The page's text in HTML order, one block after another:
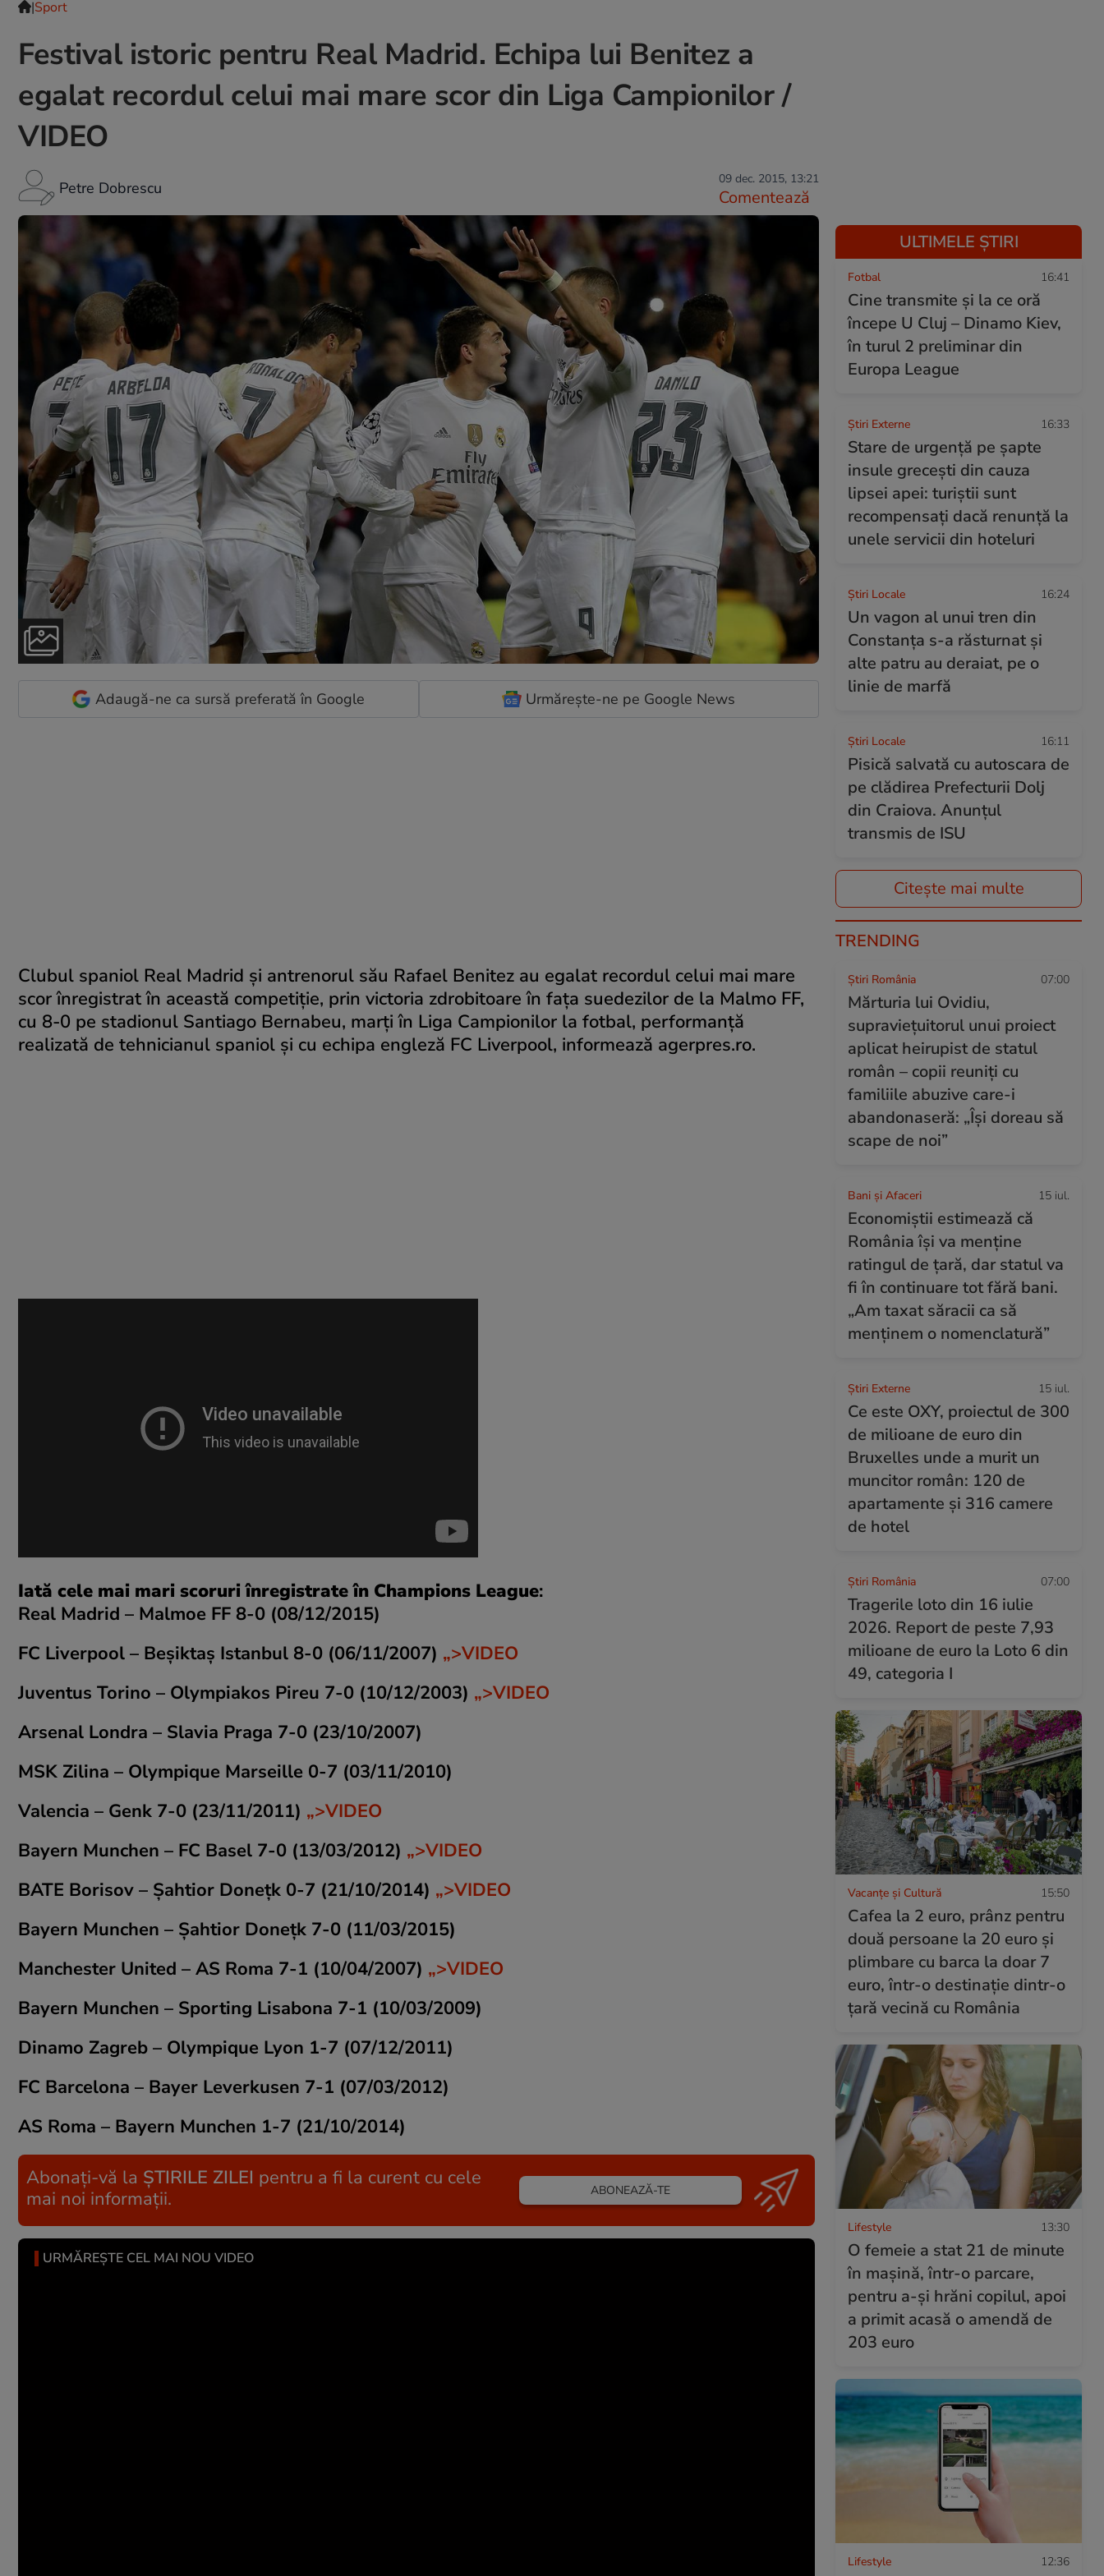
|Sport
Festival istoric pentru Real Madrid. Echipa lui Benitez a
egalat recordul celui mai mare scor din Liga Campionilor /
VIDEO
Petre Dobrescu 09 dec. 2015, 13:21
Comentează
Adaugă-ne ca sursă preferată în Google Urmărește-ne pe Google News
Clubul spaniol Real Madrid și antrenorul său Rafael Benitez au egalat recordul celui mai mare
scor înregistrat în această competiție, prin victoria zdrobitoare în fața suedezilor de la Malmo FF,
cu 8-0 pe stadionul Santiago Bernabeu, marți în Liga Campionilor la fotbal, performanță
realizată de tehnicianul spaniol și cu echipa engleză FC Liverpool, informează agerpres.ro.
Iată cele mai mari scoruri înregistrate în Champions League:
Real Madrid – Malmoe FF 8-0 (08/12/2015)
FC Liverpool – Beșiktaș Istanbul 8-0 (06/11/2007) „>VIDEO
Juventus Torino – Olympiakos Pireu 7-0 (10/12/2003) „>VIDEO
Arsenal Londra – Slavia Praga 7-0 (23/10/2007)
MSK Zilina – Olympique Marseille 0-7 (03/11/2010)
Valencia – Genk 7-0 (23/11/2011) „>VIDEO
Bayern Munchen – FC Basel 7-0 (13/03/2012) „>VIDEO
BATE Borisov – Șahtior Donețk 0-7 (21/10/2014) „>VIDEO
Bayern Munchen – Șahtior Donețk 7-0 (11/03/2015)
Manchester United – AS Roma 7-1 (10/04/2007) „>VIDEO
Bayern Munchen – Sporting Lisabona 7-1 (10/03/2009)
Dinamo Zagreb – Olympique Lyon 1-7 (07/12/2011)
FC Barcelona – Bayer Leverkusen 7-1 (07/03/2012)
AS Roma – Bayern Munchen 1-7 (21/10/2014)
Abonați-vă la ȘTIRILE ZILEI pentru a fi la curent cu cele
mai noi informații.
ABONEAZĂ-TE
URMĂREȘTE CEL MAI NOU VIDEO
ULTIMELE ȘTIRI
Fotbal 16:41
Cine transmite și la ce oră
începe U Cluj – Dinamo Kiev,
în turul 2 preliminar din
Europa League
Știri Externe 16:33
Stare de urgență pe șapte
insule grecești din cauza
lipsei apei: turiștii sunt
recompensați dacă renunță la
unele servicii din hoteluri
Știri Locale 16:24
Un vagon al unui tren din
Constanța s-a răsturnat și
alte patru au deraiat, pe o
linie de marfă
Știri Locale 16:11
Pisică salvată cu autoscara de
pe clădirea Prefecturii Dolj
din Craiova. Anunțul
transmis de ISU
Citește mai multe
TRENDING
Știri România 07:00
Mărturia lui Ovidiu,
supraviețuitorul unui proiect
aplicat heirupist de statul
român – copii reuniți cu
familiile abuzive care-i
abandonaseră: „Își doreau să
scape de noi”
Bani și Afaceri 15 iul.
Economiștii estimează că
România își va menține
ratingul de țară, dar statul va
fi în continuare tot fără bani.
„Am taxat săracii ca să
menținem o nomenclatură”
Știri Externe 15 iul.
Ce este OXY, proiectul de 300
de milioane de euro din
Bruxelles unde a murit un
muncitor român: 120 de
apartamente și 316 camere
de hotel
Știri România 07:00
Tragerile loto din 16 iulie
2026. Report de peste 7,93
milioane de euro la Loto 6 din
49, categoria I
Vacanțe și Cultură 15:50
Cafea la 2 euro, prânz pentru
două persoane la 20 euro și
plimbare cu barca la doar 7
euro, într-o destinație dintr-o
țară vecină cu România
Lifestyle 13:30
O femeie a stat 21 de minute
în mașină, într-o parcare,
pentru a-și hrăni copilul, apoi
a primit acasă o amendă de
203 euro
Lifestyle 12:36